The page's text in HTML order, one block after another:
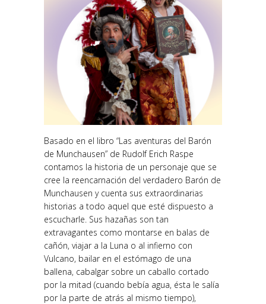
Basado en el libro “Las aventuras del Barón
de Munchausen” de Rudolf Erich Raspe
contamos la historia de un personaje que se
cree la reencarnación del verdadero Barón de
Munchausen y cuenta sus extraordinarias
historias a todo aquel que esté dispuesto a
escucharle. Sus hazañas son tan
extravagantes como montarse en balas de
cañón, viajar a la Luna o al infierno con
Vulcano, bailar en el estómago de una
ballena, cabalgar sobre un caballo cortado
por la mitad (cuando bebía agua, ésta le salía
por la parte de atrás al mismo tiempo),